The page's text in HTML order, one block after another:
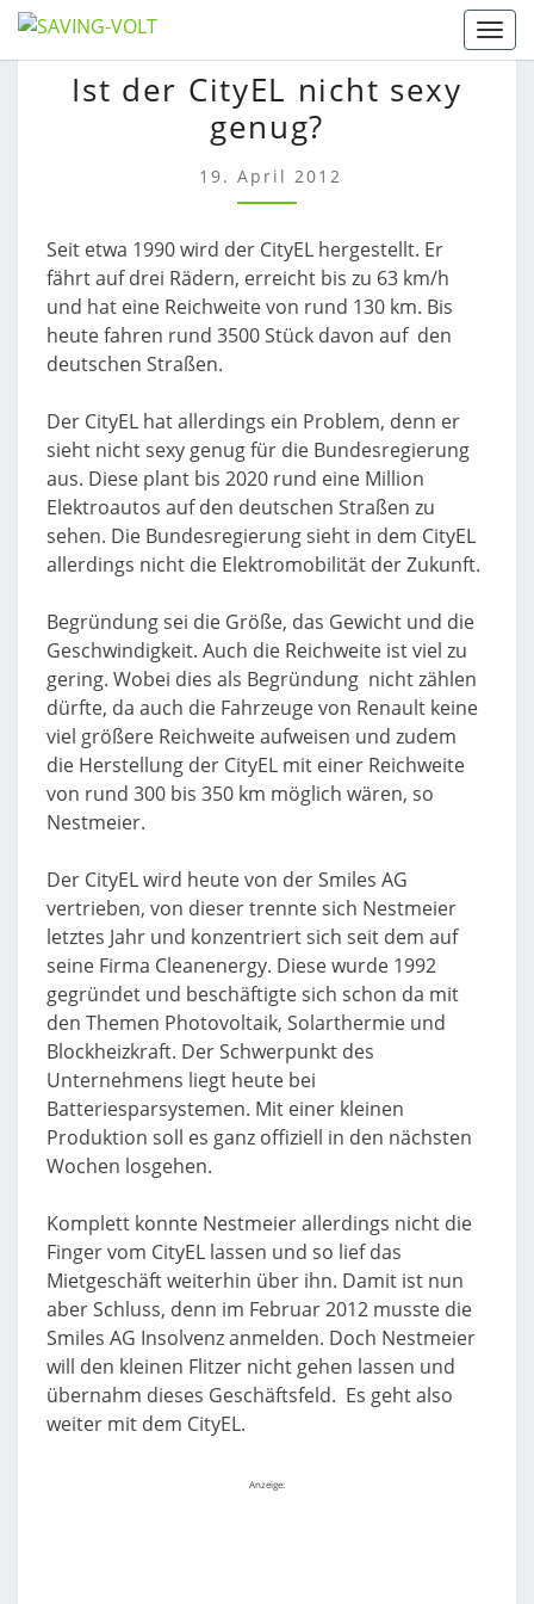
Skip
to
IST
DER
CITYEL
NICHT
SEXY
GENUG?
Ist der CityEL nicht sexy
genug?
19. April 2012
Seit etwa 1990 wird der CityEL hergestellt. Er
fährt auf drei Rädern, erreicht bis zu 63 km/h
und hat eine Reichweite von rund 130 km. Bis
heute fahren rund 3500 Stück davon auf den
deutschen Straßen.
Der CityEL hat allerdings ein Problem, denn er
sieht nicht sexy genug für die Bundesregierung
aus. Diese plant bis 2020 rund eine Million
Elektroautos auf den deutschen Straßen zu
sehen. Die Bundesregierung sieht in dem CityEL
allerdings nicht die Elektromobilität der Zukunft.
Begründung sei die Größe, das Gewicht und die
Geschwindigkeit. Auch die Reichweite ist viel zu
gering. Wobei dies als Begründung nicht zählen
dürfte, da auch die Fahrzeuge von Renault keine
viel größere Reichweite aufweisen und zudem
die Herstellung der CityEL mit einer Reichweite
von rund 300 bis 350 km möglich wären, so
Nestmeier.
Der CityEL wird heute von der Smiles AG
vertrieben, von dieser trennte sich Nestmeier
letztes Jahr und konzentriert sich seit dem auf
seine Firma Cleanenergy. Diese wurde 1992
gegründet und beschäftigte sich schon da mit
den Themen Photovoltaik, Solarthermie und
Blockheizkraft. Der Schwerpunkt des
Unternehmens liegt heute bei
Batteriesparsystemen. Mit einer kleinen
Produktion soll es ganz offiziell in den nächsten
Wochen losgehen.
Komplett konnte Nestmeier allerdings nicht die
Finger vom CityEL lassen und so lief das
Mietgeschäft weiterhin über ihn. Damit ist nun
aber Schluss, denn im Februar 2012 musste die
Smiles AG Insolvenz anmelden. Doch Nestmeier
will den kleinen Flitzer nicht gehen lassen und
übernahm dieses Geschäftsfeld. Es geht also
weiter mit dem CityEL.
Anzeige: